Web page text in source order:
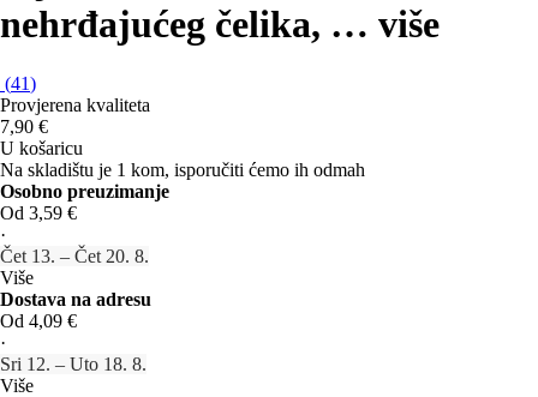
nehrđajućeg čelika, … više
(41)
Provjerena kvaliteta
7,90 €
U košaricu
Na skladištu je 1 kom, isporučiti ćemo ih odmah
Osobno preuzimanje
Od 3,59 €
·
Čet 13. – Čet 20. 8.
Više
Dostava na adresu
Od 4,09 €
·
Sri 12. – Uto 18. 8.
Više